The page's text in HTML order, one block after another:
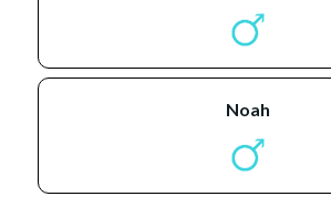
noah